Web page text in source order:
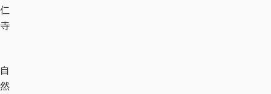
仁
寺
自
然